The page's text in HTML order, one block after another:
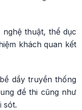
thuật, thể dục
khách quan kết
dầy truyền thống
đề thi cũng như
sót.